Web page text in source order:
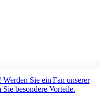
Sie ein Fan unserer
Sie besondere Vorteile.